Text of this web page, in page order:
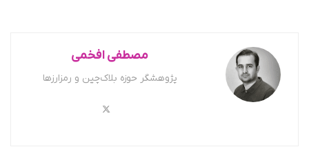
مصطفی افخمی
پژوهشگر حوزه بلاک‌چین و رمزارزها